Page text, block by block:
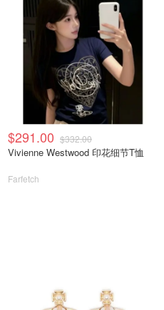
$291.00 $332.00
Vivienne Westwood 印花细节T恤
Farfetch